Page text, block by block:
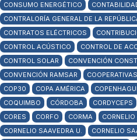
CONSUMO ENERGÉTICO
CONTRALORÍA GENERAL DE LA
CONTRATOS ELÉCTRICOS
CONTROL ACÚSTICO
CONTROL DE
CONTROL SOLAR
CONVENCIÓN
CONVENCIÓN RAMSAR
COOPERATIVAS
COP30
COPA AMÉRICA
COQUIMBO
CÓRDOBA CORDYCEPS
CORES
CORFO CORMA
CORNELIO SAAVEDRA U.
CORNELIO